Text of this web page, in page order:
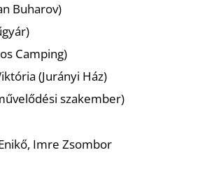
Buharov)
Camping)
(Jurányi Ház)
szakember)
Imre Zsombor